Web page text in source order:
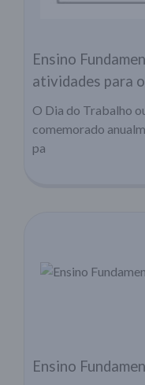
Ensino
atividades para
O Dia do Trabalho
comemorado
pa
Ensino